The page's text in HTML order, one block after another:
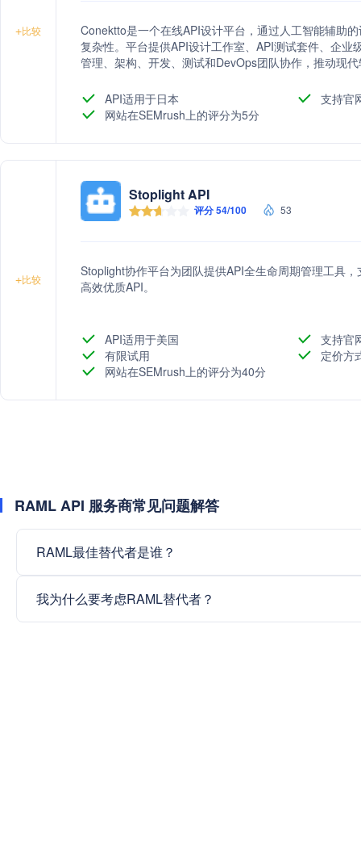
+比较
Conektto是一个在线API设计平台，通过人工智能辅助
复杂性。平台提供API设计工作室、API测试套件、企业
管理、架构、开发、测试和DevOps团队协作，推动现
API适用于日本
支持官
网站在SEMrush上的评分为5分
+比较
Stoplight API
评分 54/100 53
Stoplight协作平台为团队提供API全生命周期管理工具
高效优质API。
API适用于美国
支持官
有限试用
定价方
网站在SEMrush上的评分为40分
RAML API 服务商常见问题解答
RAML最佳替代者是谁？
我为什么要考虑RAML替代者？